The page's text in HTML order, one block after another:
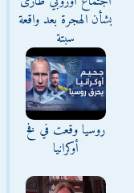
بشأن الهجرة بعد واقعة
سبتة
روسيا وقعت في فخ
أوكرانيا